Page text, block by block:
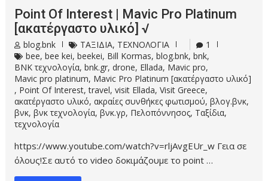
Point Of Interest | Mavic Pro Platinum
[ακατέργαστο υλικό] √
blog.bnk ΤΑΞΙΔΙΑ, ΤΕΧΝΟΛΟΓΙΑ
1
bee,bee kei,beekei, Bill Kormas,blog.bnk,bnk,
BNK τεχνολογία,bnk.gr,drone, Ellada, Mavic pro,
Mavic pro platinum, Mavic Pro Platinum [ακατέργαστο υλικό]
, Point Of Interest,travel,visit Ellada,Visit Greece,
ακατέργαστο υλικό,ακραίες συνθήκες φωτισμού,βλογ.βνκ,
βνκ,βνκ τεχνολογία,βνκ.γρ, Πελοπόννησος, Ταξίδια,
τεχνολογία
https://www.youtube.com/watch?v=rljAvgEUr_w Γεια σε
όλους!Σε αυτό το video δοκιμάζουμε το point …